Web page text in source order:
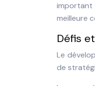
important
meilleure
Défis
Le
de